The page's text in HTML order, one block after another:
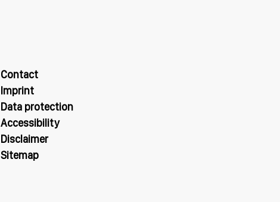
Contact
Imprint
Data protection
Accessibility
Disclaimer
Sitemap